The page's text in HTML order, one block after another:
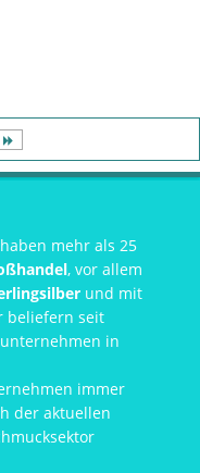
haben mehr als 25
, vor allem
und mit
beliefern seit
in
immer
der aktuellen